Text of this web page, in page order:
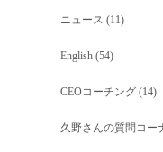
ニュース (11)
English(54)
CEOコーチング(14)
久野さんの質問コー